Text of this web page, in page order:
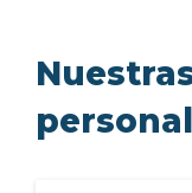
SU ESPACIO